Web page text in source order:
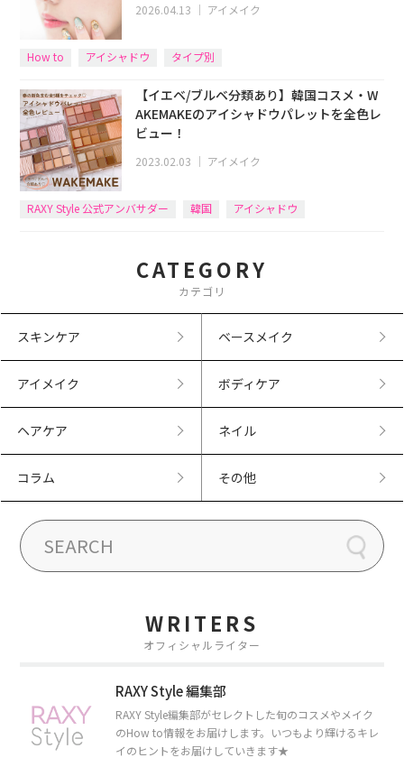
2026.04.13 ｜ アイメイク
How to アイシャドウ タイプ別
【イエベ/ブルベ分類あり】韓国コスメ・W
AKEMAKEのアイシャドウパレットを全色レ
ビュー！
2023.02.03 ｜ アイメイク
RAXY Style 公式アンバサダー 韓国
アイシャドウ
CATEGORY
カテゴリ
スキンケア ベースメイク
アイメイク ボディケア
ヘアケア ネイル
コラム その他
WRITERS
オフィシャルライター
RAXY Style 編集部
RAXY Style編集部がセレクトした旬のコスメやメイク
のHow to情報をお届けします。いつもより輝けるキレ
イのヒントをお届けしていきます★